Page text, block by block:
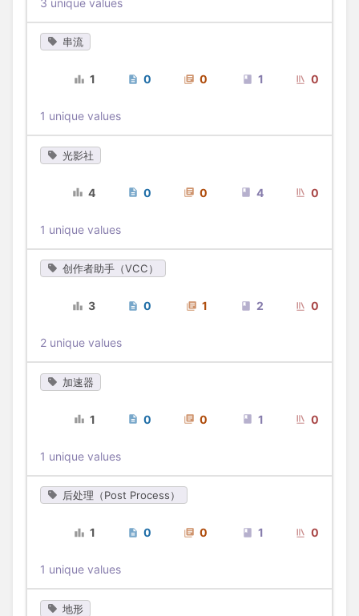
串流
1 0 0 1 0
1 unique values
光影社
4 0 0 4 0
1 unique values
创作者助手（VCC）
3 0 1 2 0
2 unique values
加速器
1 0 0 1 0
1 unique values
后处理（Post Process）
1 0 0 1 0
1 unique values
地形